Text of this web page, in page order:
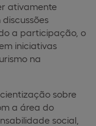
ativamente
a participação, o
iniciativas
na
sobre
a área do
social,